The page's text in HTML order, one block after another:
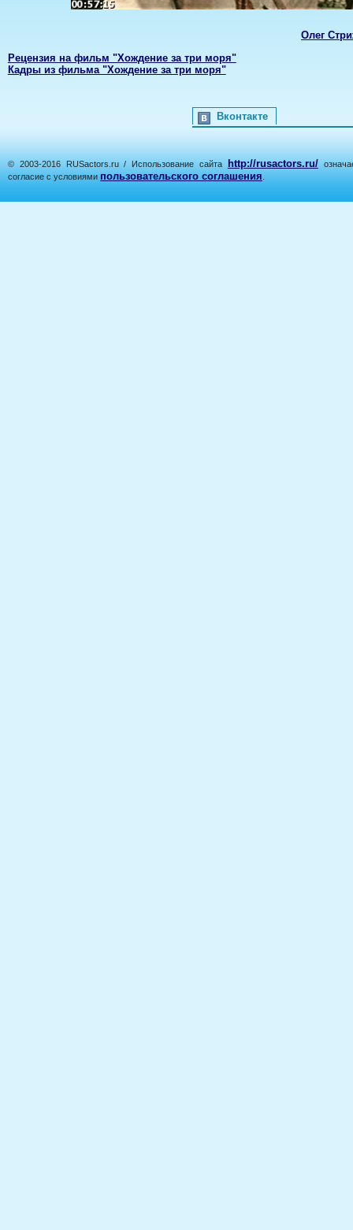
Олег
Рецензия на фильм "Хождение за три моря"
Кадры из фильма "Хождение за три моря"
Вконтакте
© 2003-2016 RUSactors.ru / Использование сайта http://rusactors.ru/
согласие с условиями пользовательского соглашения